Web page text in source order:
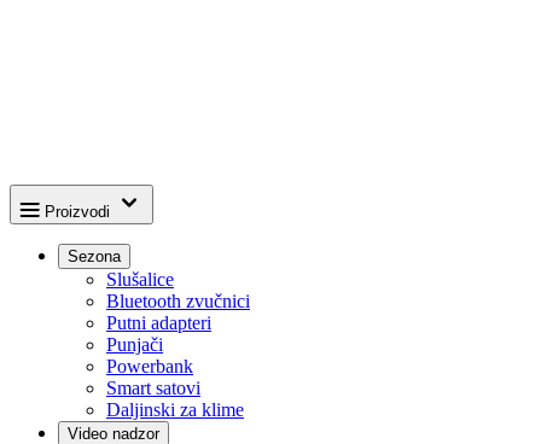
Proizvodi
Sezona
Slušalice
Bluetooth zvučnici
Putni adapteri
Punjači
Powerbank
Smart satovi
Daljinski za klime
Video nadzor